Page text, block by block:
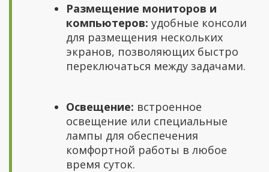
Размещение мониторов и
компьютеров: удобные консоли
для размещения нескольких
экранов, позволяющих быстро
переключаться между задачами.
Освещение: встроенное
освещение или специальные
лампы для обеспечения
комфортной работы в любое
время суток.